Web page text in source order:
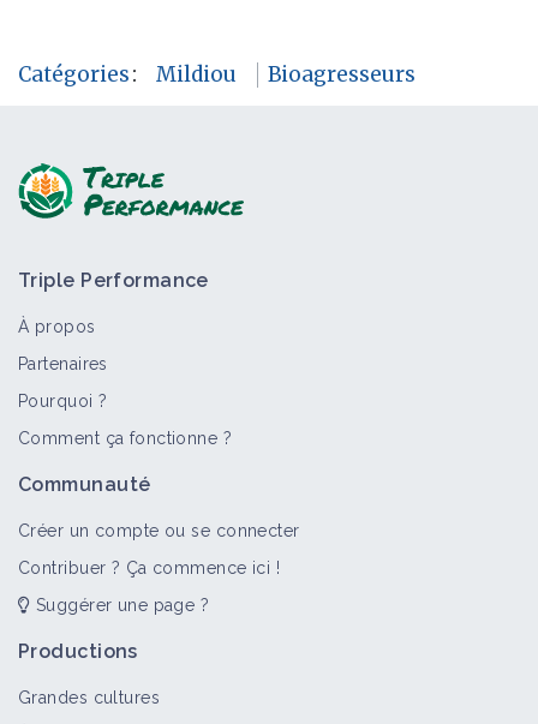
Catégories: Mildiou Bioagresseurs
Triple Performance
À propos
Partenaires
Pourquoi ?
Comment ça fonctionne ?
Communauté
Créer un compte ou se connecter
Contribuer ? Ça commence ici !
Suggérer une page ?
Productions
Grandes cultures